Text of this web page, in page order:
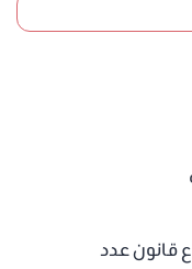
قانون عدد